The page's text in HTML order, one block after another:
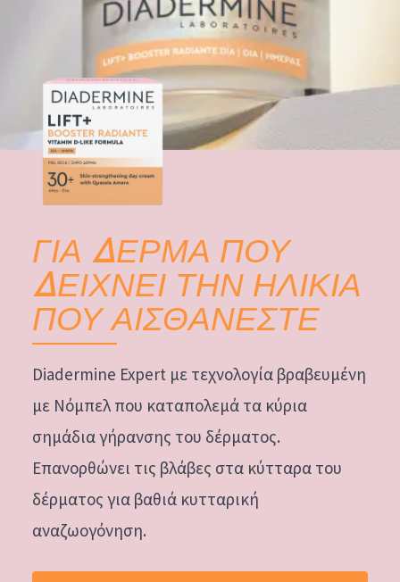
ΓΙΑ ΔΕΡΜΑ ΠΟΥ
ΔΕΙΧΝΕΙ ΤΗΝ ΗΛΙΚΙΑ
ΠΟΥ ΑΙΣΘΑΝΕΣΤΕ
Diadermine Expert με τεχνολογία βραβευμένη
με Νόμπελ που καταπολεμά τα κύρια
σημάδια γήρανσης του δέρματος.
Επανορθώνει τις βλάβες στα κύτταρα του
δέρματος για βαθιά κυτταρική
αναζωογόνηση.